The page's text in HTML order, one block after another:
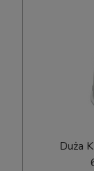
Duża